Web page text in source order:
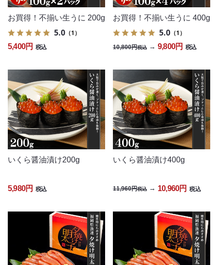
お買得！不揃い生うに 200g
5.0 （1）
5,400円 税込
お買得！不揃い生うに 400g
5.0 （1）
10,800円税込 → 9,800円 税込
いくら醤油漬け200g
5,980円 税込
いくら醤油漬け400g
11,960円税込 → 10,960円 税込